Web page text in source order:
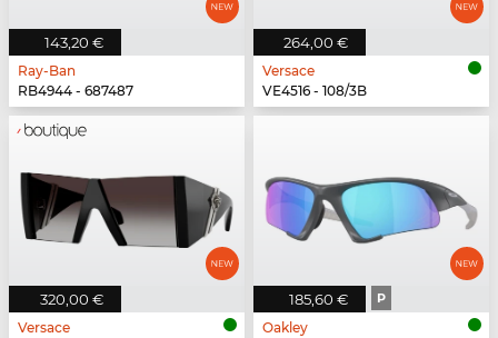
143,20 €
Ray-Ban
RB4944 - 687487
264,00 €
Versace
VE4516 - 108/3B
320,00 €
Versace
185,60 € P
Oakley